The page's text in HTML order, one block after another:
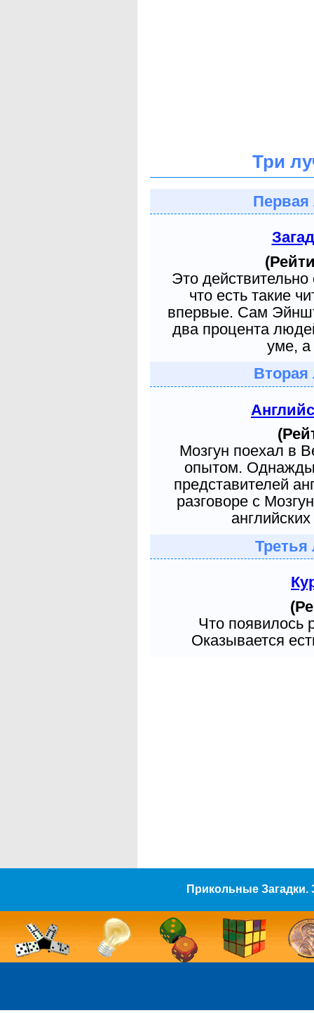
Три
Первая
Это
что есть такие
впервые. Сам
два процента
уме, а
Вторая
Мозгун поехал в
опытом. Однажды
представителей
разговоре с
Третья
Что появилось
Оказывается
Прикольные Загадки.